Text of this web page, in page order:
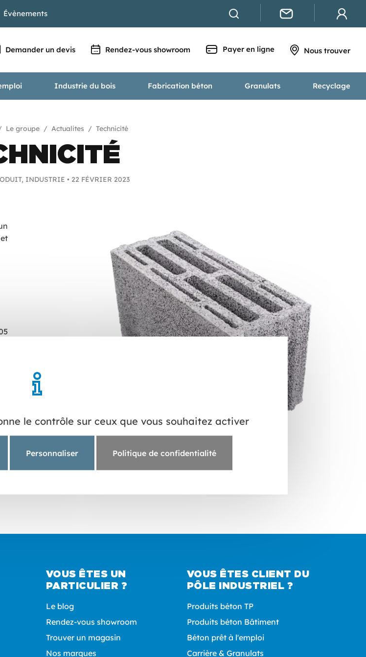
le contrôle sur ceux que vous souhaitez activer
Personnaliser Politique de confidentialité
Évènements
Demander un devis Rendez-vous showroom Payer en ligne Nous trouver
Industrie du bois Fabrication béton Granulats Recyclage
Le groupe Actualites Technicité
INDUSTRIE • 22 FÉVRIER 2023
VOUS ÊTES UN
PARTICULIER ?
Le blog
Rendez-vous showroom
Trouver un magasin
Nos marques
VOUS ÊTES CLIENT DU
PÔLE INDUSTRIEL ?
Produits béton TP
Produits béton Bâtiment
Béton prêt à l'emploi
Carrière & Granulats